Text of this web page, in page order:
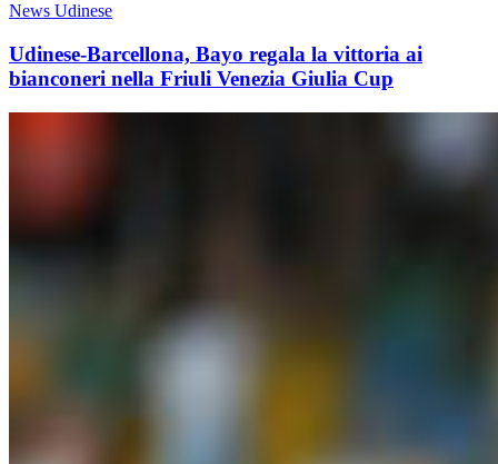
News Udinese
Udinese-Barcellona, Bayo regala la vittoria ai
bianconeri nella Friuli Venezia Giulia Cup